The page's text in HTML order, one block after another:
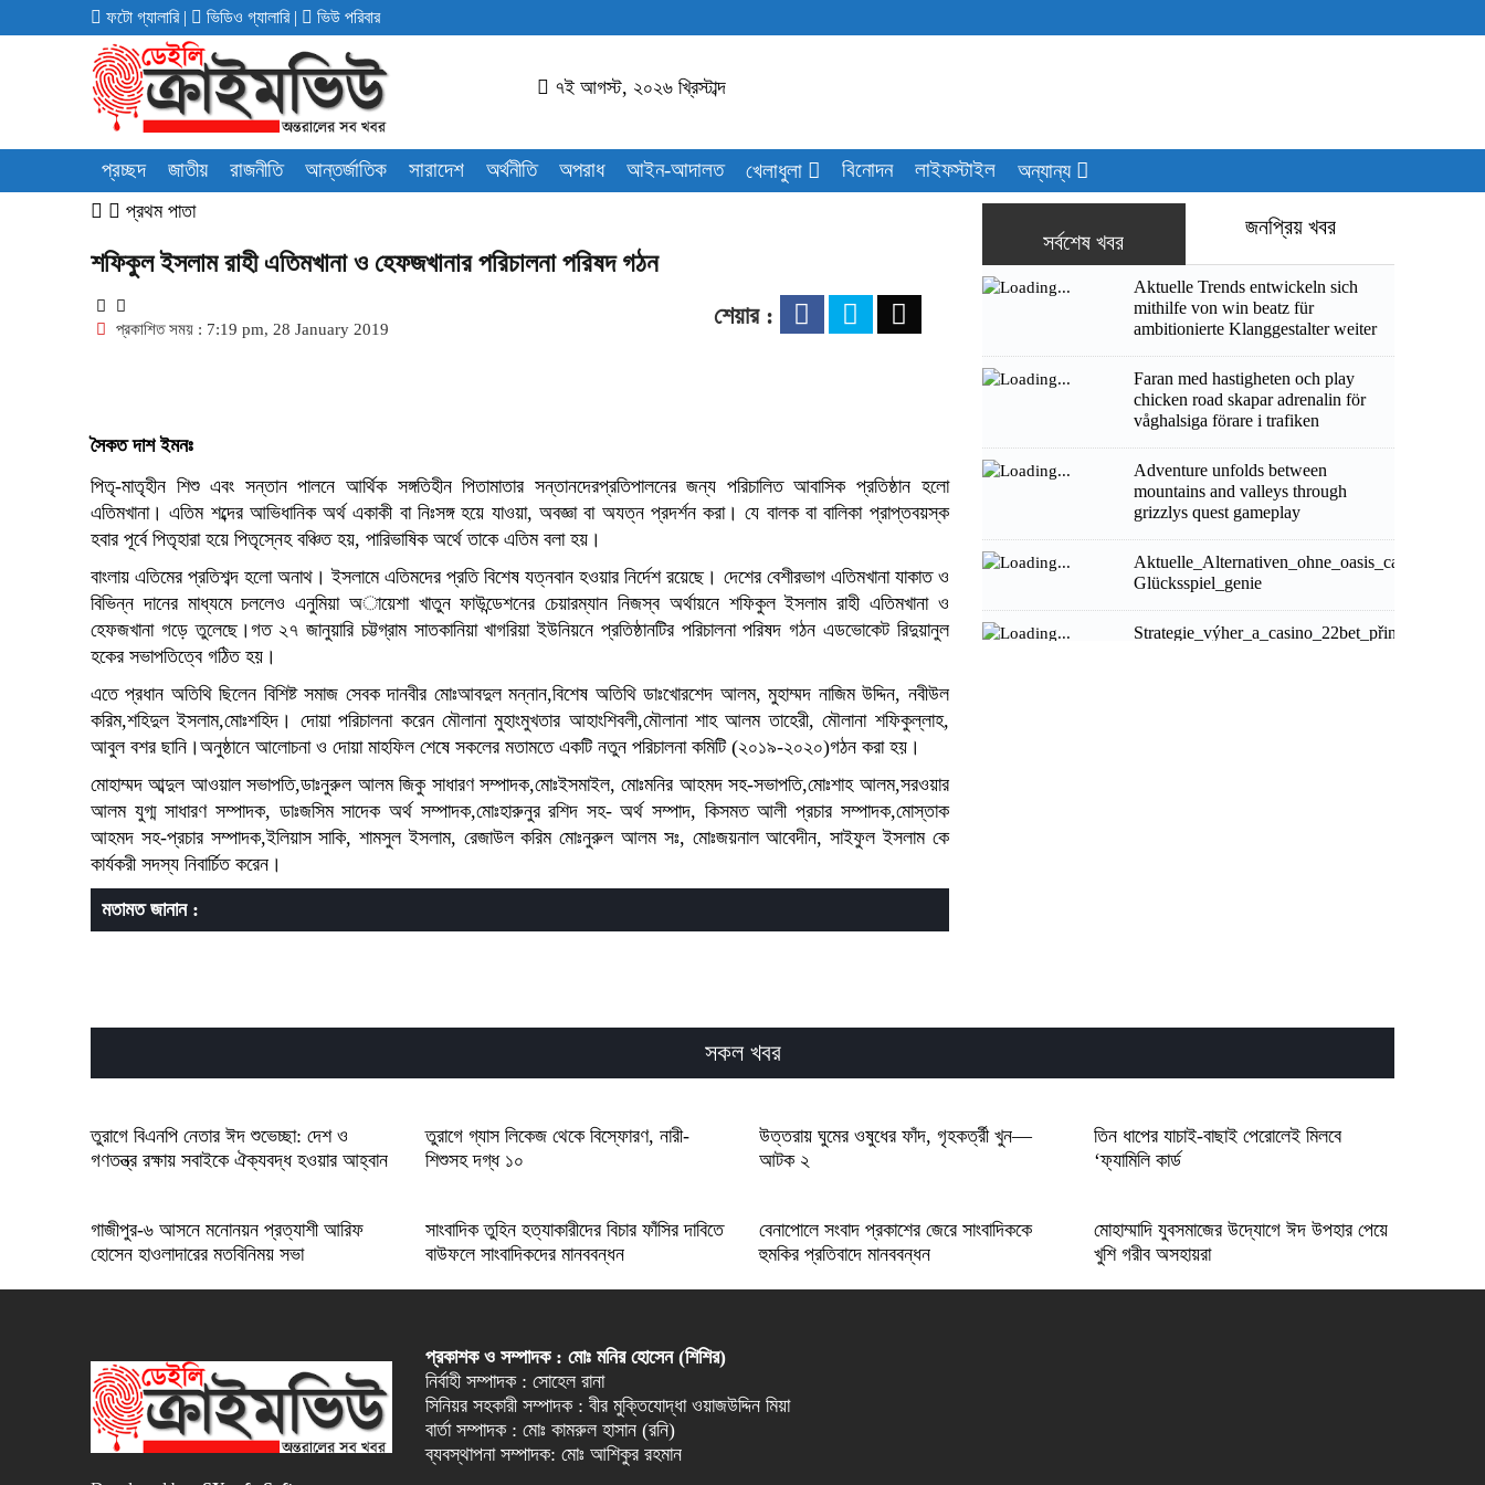
ফটো গ্যালারি | ভিডিও গ্যালারি | ভিউ পরিবার
৭ই আগস্ট, ২০২৬ খ্রিস্টাব্দ
প্রচ্ছদ জাতীয় রাজনীতি আন্তর্জাতিক সারাদেশ অর্থনীতি অপরাধ আইন-আদালত খেলাধুলা বিনোদন লাইফস্টাইল অন্যান্য
প্রথম পাতা
শফিকুল ইসলাম রাহী এতিমখানা ও হেফজখানার পরিচালনা পরিষদ গঠন
প্রকাশিত সময় : 7:19 pm, 28 January 2019 শেয়ার :
সৈকত দাশ ইমনঃ
পিতৃ-মাতৃহীন শিশু এবং সন্তান পালনে আর্থিক সঙ্গতিহীন পিতামাতার সন্তানদেরপ্রতিপালনের জন্য পরিচালিত আবাসিক প্রতিষ্ঠান হলো
এতিমখানা। এতিম শব্দের আভিধানিক অর্থ একাকী বা নিঃসঙ্গ হয়ে যাওয়া, অবজ্ঞা বা অযত্ন প্রদর্শন করা। যে বালক বা বালিকা প্রাপ্তবয়স্ক
হবার পূর্বে পিতৃহারা হয়ে পিতৃস্নেহ বঞ্চিত হয়, পারিভাষিক অর্থে তাকে এতিম বলা হয়।
বাংলায় এতিমের প্রতিশব্দ হলো অনাথ। ইসলামে এতিমদের প্রতি বিশেষ যত্নবান হওয়ার নির্দেশ রয়েছে। দেশের বেশীরভাগ এতিমখানা যাকাত ও
বিভিন্ন দানের মাধ্যমে চললেও এনুমিয়া অায়েশা খাতুন ফাউন্ডেশনের চেয়ারম্যান নিজস্ব অর্থায়নে শফিকুল ইসলাম রাহী এতিমখানা ও
হেফজখানা গড়ে তুলেছে।গত ২৭ জানুয়ারি চট্টগ্রাম সাতকানিয়া খাগরিয়া ইউনিয়নে প্রতিষ্ঠানটির পরিচালনা পরিষদ গঠন এডভোকেট রিদুয়ানুল
হকের সভাপতিত্বে গঠিত হয়।
এতে প্রধান অতিথি ছিলেন বিশিষ্ট সমাজ সেবক দানবীর মোঃআবদুল মন্নান,বিশেষ অতিথি ডাঃখোরশেদ আলম, মুহাম্মদ নাজিম উদ্দিন, নবীউল
করিম,শহিদুল ইসলাম,মোঃশহিদ। দোয়া পরিচালনা করেন মৌলানা মুহাংমুখতার আহাংশিবলী,মৌলানা শাহ আলম তাহেরী, মৌলানা শফিকুল্লাহ,
আবুল বশর ছানি।অনুষ্ঠানে আলোচনা ও দোয়া মাহফিল শেষে সকলের মতামতে একটি নতুন পরিচালনা কমিটি (২০১৯-২০২০)গঠন করা হয়।
মোহাম্মদ আব্দুল আওয়াল সভাপতি,ডাঃনুরুল আলম জিকু সাধারণ সম্পাদক,মোঃইসমাইল, মোঃমনির আহমদ সহ-সভাপতি,মোঃশাহ আলম,সরওয়ার
আলম যুগ্ম সাধারণ সম্পাদক, ডাঃজসিম সাদেক অর্থ সম্পাদক,মোঃহারুনুর রশিদ সহ- অর্থ সম্পাদ, কিসমত আলী প্রচার সম্পাদক,মোস্তাক
আহমদ সহ-প্রচার সম্পাদক,ইলিয়াস সাকি, শামসুল ইসলাম, রেজাউল করিম মোঃনুরুল আলম সঃ, মোঃজয়নাল আবেদীন, সাইফুল ইসলাম কে
কার্যকরী সদস্য নিবার্চিত করেন।
মতামত জানান :
সর্বশেষ খবর
জনপ্রিয় খবর
Aktuelle Trends entwickeln sich
mithilfe von win beatz für
ambitionierte Klanggestalter weiter
Faran med hastigheten och play
chicken road skapar adrenalin för
våghalsiga förare i trafiken
Adventure unfolds between
mountains and valleys through
grizzlys quest gameplay
Glücksspiel_genie
réussies
সকল খবর
তুরাগে বিএনপি নেতার ঈদ শুভেচ্ছা: দেশ ও
গণতন্ত্র রক্ষায় সবাইকে ঐক্যবদ্ধ হওয়ার আহ্বান
তুরাগে গ্যাস লিকেজ থেকে বিস্ফোরণ, নারী-
শিশুসহ দগ্ধ ১০
উত্তরায় ঘুমের ওষুধের ফাঁদ, গৃহকর্ত্রী খুন—
আটক ২
তিন ধাপের যাচাই-বাছাই পেরোলেই মিলবে
‘ফ্যামিলি কার্ড
গাজীপুর-৬ আসনে মনোনয়ন প্রত্যাশী আরিফ
হোসেন হাওলাদারের মতবিনিময় সভা
সাংবাদিক তুহিন হত্যাকারীদের বিচার ফাঁসির দাবিতে
বাউফলে সাংবাদিকদের মানববন্ধন
বেনাপোলে সংবাদ প্রকাশের জেরে সাংবাদিককে
হুমকির প্রতিবাদে মানববন্ধন
মোহাম্মাদি যুবসমাজের উদ্যোগে ঈদ উপহার পেয়ে
খুশি গরীব অসহায়রা
প্রকাশক ও সম্পাদক : মোঃ মনির হোসেন (শিশির)
নির্বাহী সম্পাদক : সোহেল রানা
সিনিয়র সহকারী সম্পাদক : বীর মুক্তিযোদ্ধা ওয়াজউদ্দিন মিয়া
বার্তা সম্পাদক : মোঃ কামরুল হাসান (রনি)
ব্যবস্থাপনা সম্পাদক: মোঃ আশিকুর রহমান